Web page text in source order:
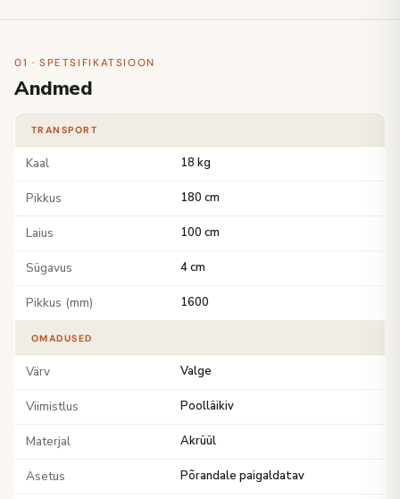
01 · SPETSIFIKATSIOON
Andmed
TRANSPORT
Kaal 18 kg
Pikkus 180 cm
Laius 100 cm
Sügavus 4 cm
Pikkus (mm) 1600
OMADUSED
Värv Valge
Viimistlus Poolläikiv
Materjal Akrüül
Asetus Põrandale paigaldatav